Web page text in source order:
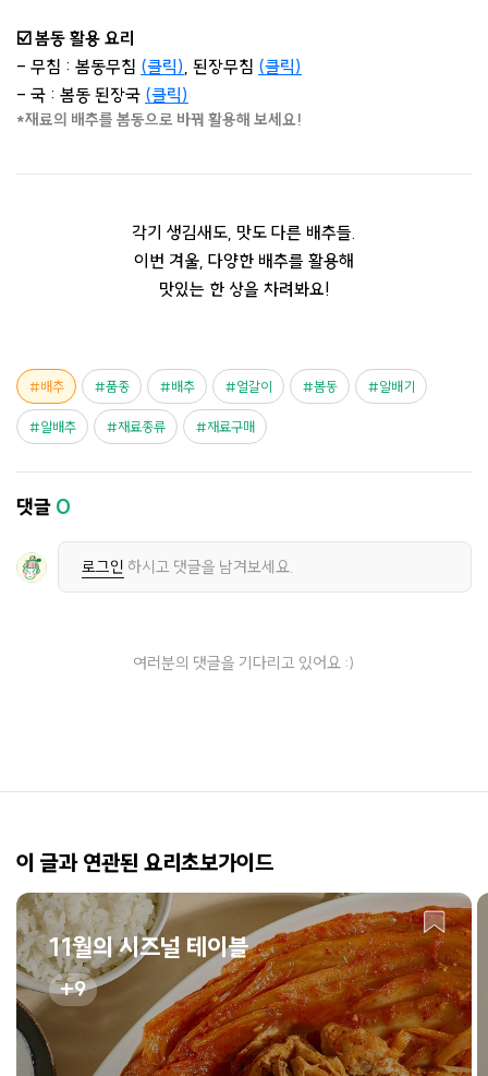
☑️ 봄동 활용 요리
- 무침 : 봄동무침 (클릭), 된장무침 (클릭)
- 국 : 봄동 된장국 (클릭)
*재료의 배추를 봄동으로 바꿔 활용해 보세요!
각기 생김새도, 맛도 다른 배추들.
이번 겨울, 다양한 배추를 활용해
맛있는 한 상을 차려봐요!
배추 품종 배추 얼갈이 봄동 알배기
알배추 재료종류 재료구매
댓글 0
로그인 하시고 댓글을 남겨보세요.
여러분의 댓글을 기다리고 있어요 :)
이 글과 연관된 요리초보가이드
11월의 시즈널 테이블
9